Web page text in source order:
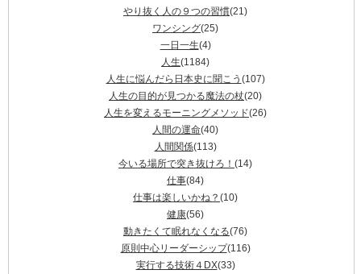
やり抜く人の９つの習慣(21)
ワンシング(25)
一日一生(4)
人生(1184)
人生に悩んだら日本史に聞こう (107)
人生の目的が見つかる魔法の杖(20)
人生を変えるモーニングメソッド(26)
人間の運命(40)
人間関係(113)
今いる場所で突き抜けろ！ (14)
仕事(84)
仕事は楽しいかね？ (10)
健康(56)
動きたくて眠れなくなる(76)
原則中心リーダーシップ(116)
実行する技術４DX(33)